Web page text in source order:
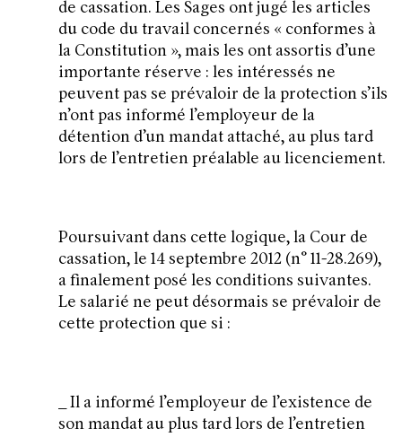
de cassation. Les Sages ont jugé les articles
du code du travail concernés « conformes à
la Constitution », mais les ont assortis d’une
importante réserve : les intéressés ne
peuvent pas se prévaloir de la protection s’ils
n’ont pas informé l’employeur de la
détention d’un mandat attaché, au plus tard
lors de l’entretien préalable au licenciement.
Poursuivant dans cette logique, la Cour de
cassation, le 14 septembre 2012 (n° 11-28.269),
a finalement posé les conditions suivantes.
Le salarié ne peut désormais se prévaloir de
cette protection que si :
_ Il a informé l’employeur de l’existence de
son mandat au plus tard lors de l’entretien